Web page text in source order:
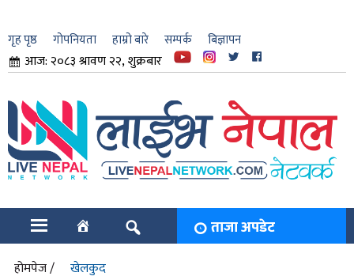
गृह पृष्ठ गोपनियता हाम्रो बारे सम्पर्क बिज्ञापन
आज: २०८३ श्रावण २२, शुक्रबार
ताजा अपडेट
होमपेज / खेलकुद